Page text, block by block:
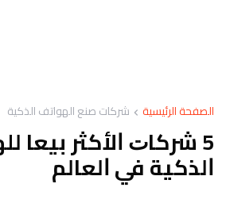
الصفحة الرئيسية شركات صنع الهواتف الذكية
5 ﺷﺮﻛﺎﺕ ﺍﻷﻛﺜﺮ ﺑﻴﻌﺎ
ﺍﻟﺬﻛﻴﺔ ﻓﻲ ﺍﻟﻌﺎﻟﻢ